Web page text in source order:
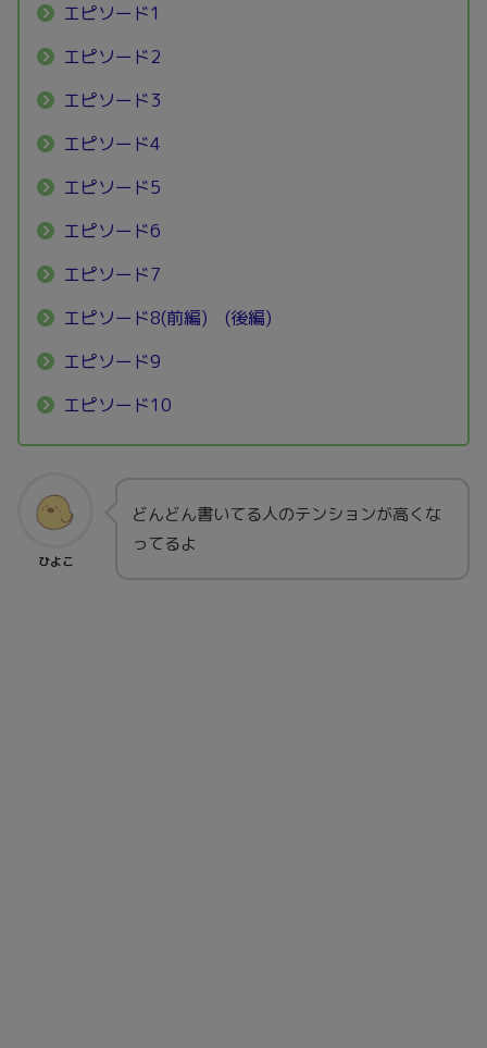
エピソード1
エピソード2
エピソード3
エピソード4
エピソード5
エピソード6
エピソード7
エピソード8(前編)
(後編)
エピソード9
エピソード10
ひよこ
どんどん書いてる人のテンションが高くな
ってるよ